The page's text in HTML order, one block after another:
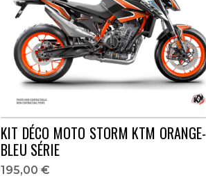
KIT DÉCO MOTO STORM KTM ORANGE-
BLEU SÉRIE
195,00 €